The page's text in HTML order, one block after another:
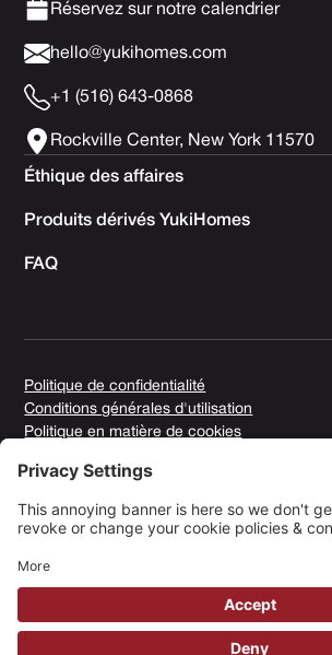
Réservez sur notre calendrier
hello@yukihomes.com
+1 (516) 643-0868
Rockville Center, New York 11570
Éthique des affaires
Produits dérivés YukiHomes
FAQ
Copyright © 2025 Yuki Homes | Propulsé par
Politique de confidentialité
Conditions générales d'utilisation
Politique en matière de cookies